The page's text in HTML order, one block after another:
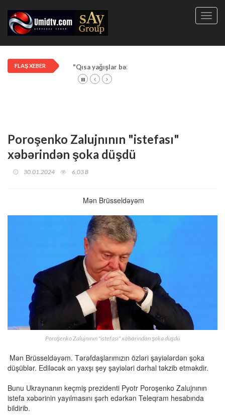
FLAŞ XEBER "Qısa yağışlar bəzi rayonlarda davam edir"
Poroşenko Zalujnının "istefası"
xəbərindən şoka düşdü
30.01.2024 6,03 B
Mən Brüsseldəyəm
Poroşenko Zalujnının "istefası" xəbərindən şoka düşdü
Mən Brüsseldəyəm. Tərəfdaşlarımızın özləri şayiələrdən şoka
düşüblər. Ediləcək ən yaxşı şey şayiələri dərhal təkzib etməkdir.
Bunu Ukraynanın keçmiş prezidenti Pyotr Poroşenko Zalujnının
istefa xəbərinin yayılmasını şərh edərkən Teleqram hesabında
bildirib.